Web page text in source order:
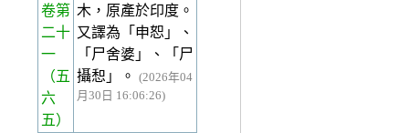
卷第
二十
一
（五
六
五）
木，原產於印度。
又譯為「申恕」、
「尸舍婆」、「尸
攝惒」。
(2026年04
月30日 16:06:26)